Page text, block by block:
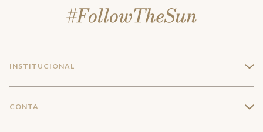
INSTITUCIONAL +
CONTA +